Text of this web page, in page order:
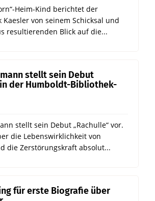
Heim-Kind berichtet der
Kaesler von seinem Schicksal und
resultierenden Blick auf die...
stellt sein Debut
in der Humboldt-Bibliothek-
stellt sein Debut „Rachulle“ vor.
die Lebenswirklichkeit von
die Zerstörungskraft absolut...
für erste Biografie über